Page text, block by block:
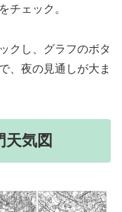
チェック。
クし、グラフのボタ
、夜の見通しが大ま
気図